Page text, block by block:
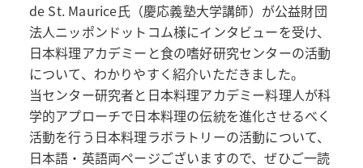
de St. Maurice氏（慶応義塾大学講師）が公益財団
法人ニッポンドットコム様にインタビューを受け、
日本料理アカデミーと食の嗜好研究センターの活動
について、わかりやすく紹介いただきました。
当センター研究者と日本料理アカデミー料理人が科
学的アプローチで日本料理の伝統を進化させるべく
活動を行う日本料理ラボラトリーの活動について、
日本語・英語両ページございますので、ぜひご一読